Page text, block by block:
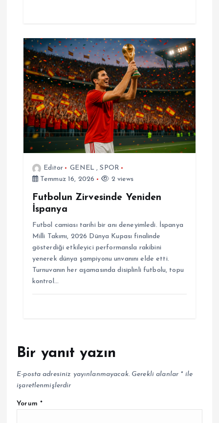
Editor GENEL,SPOR
Temmuz 16, 2026
2 views
Futbolun Zirvesinde Yeniden
İspanya
Futbol camiası tarihi bir anı deneyimledi. İspanya
Milli Takımı, 2026 Dünya Kupası finalinde
gösterdiği etkileyici performansla rakibini
yenerek dünya şampiyonu unvanını elde etti.
Turnuvanın her aşamasında disiplinli futbolu, topu
kontrol…
Bir yanıt yazın
E-posta adresiniz yayınlanmayacak. Gerekli alanlar *ile
işaretlenmişlerdir
Yorum *